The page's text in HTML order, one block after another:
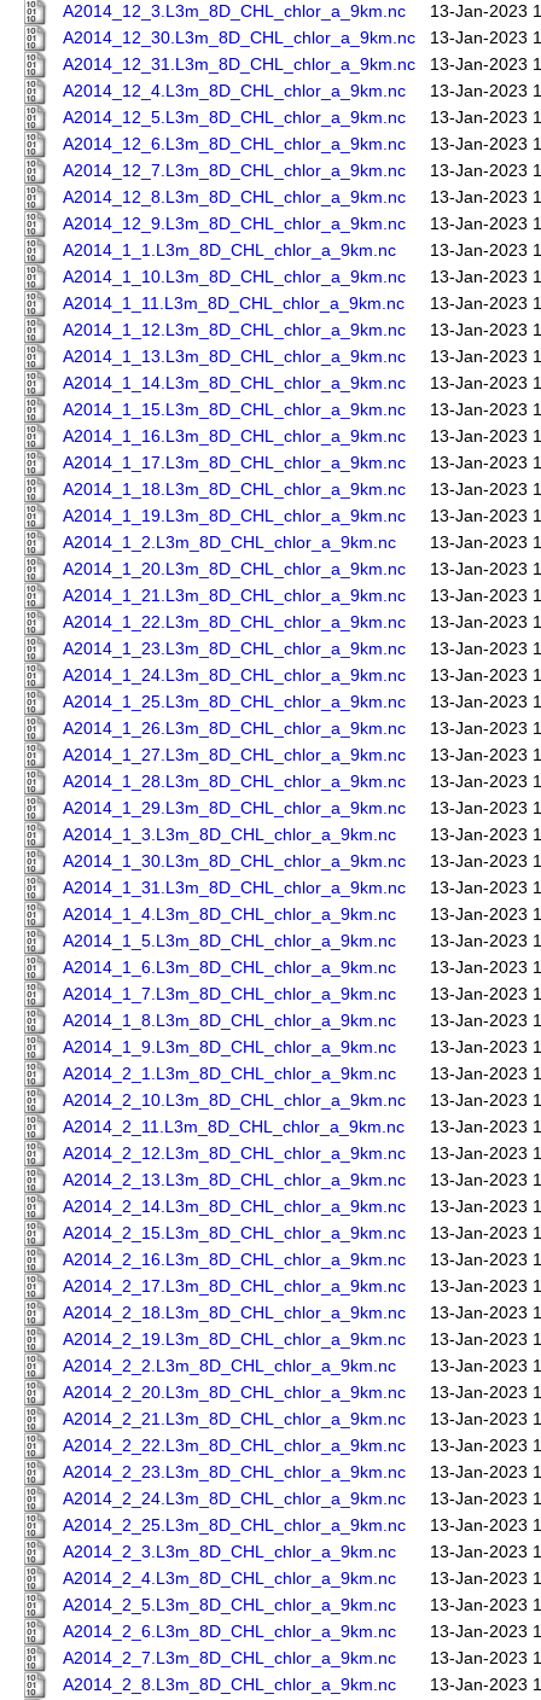
A2014_12_3.L3m_8D_CHL_chlor_a_9km.nc
13-Jan-2023
A2014_12_30.L3m_8D_CHL_chlor_a_9km.nc
13-Jan-2023
A2014_12_31.L3m_8D_CHL_chlor_a_9km.nc
13-Jan-2023
A2014_12_4.L3m_8D_CHL_chlor_a_9km.nc
13-Jan-2023
A2014_12_5.L3m_8D_CHL_chlor_a_9km.nc
13-Jan-2023
A2014_12_6.L3m_8D_CHL_chlor_a_9km.nc
13-Jan-2023
A2014_12_7.L3m_8D_CHL_chlor_a_9km.nc
13-Jan-2023
A2014_12_8.L3m_8D_CHL_chlor_a_9km.nc
13-Jan-2023
A2014_12_9.L3m_8D_CHL_chlor_a_9km.nc
13-Jan-2023
A2014_1_1.L3m_8D_CHL_chlor_a_9km.nc
13-Jan-2023
A2014_1_10.L3m_8D_CHL_chlor_a_9km.nc
13-Jan-2023
A2014_1_11.L3m_8D_CHL_chlor_a_9km.nc
13-Jan-2023
A2014_1_12.L3m_8D_CHL_chlor_a_9km.nc
13-Jan-2023
A2014_1_13.L3m_8D_CHL_chlor_a_9km.nc
13-Jan-2023
A2014_1_14.L3m_8D_CHL_chlor_a_9km.nc
13-Jan-2023
A2014_1_15.L3m_8D_CHL_chlor_a_9km.nc
13-Jan-2023
A2014_1_16.L3m_8D_CHL_chlor_a_9km.nc
13-Jan-2023
A2014_1_17.L3m_8D_CHL_chlor_a_9km.nc
13-Jan-2023
A2014_1_18.L3m_8D_CHL_chlor_a_9km.nc
13-Jan-2023
A2014_1_19.L3m_8D_CHL_chlor_a_9km.nc
13-Jan-2023
A2014_1_2.L3m_8D_CHL_chlor_a_9km.nc
13-Jan-2023
A2014_1_20.L3m_8D_CHL_chlor_a_9km.nc
13-Jan-2023
A2014_1_21.L3m_8D_CHL_chlor_a_9km.nc
13-Jan-2023
A2014_1_22.L3m_8D_CHL_chlor_a_9km.nc
13-Jan-2023
A2014_1_23.L3m_8D_CHL_chlor_a_9km.nc
13-Jan-2023
A2014_1_24.L3m_8D_CHL_chlor_a_9km.nc
13-Jan-2023
A2014_1_25.L3m_8D_CHL_chlor_a_9km.nc
13-Jan-2023
A2014_1_26.L3m_8D_CHL_chlor_a_9km.nc
13-Jan-2023
A2014_1_27.L3m_8D_CHL_chlor_a_9km.nc
13-Jan-2023
A2014_1_28.L3m_8D_CHL_chlor_a_9km.nc
13-Jan-2023
A2014_1_29.L3m_8D_CHL_chlor_a_9km.nc
13-Jan-2023
A2014_1_3.L3m_8D_CHL_chlor_a_9km.nc
13-Jan-2023
A2014_1_30.L3m_8D_CHL_chlor_a_9km.nc
13-Jan-2023
A2014_1_31.L3m_8D_CHL_chlor_a_9km.nc
13-Jan-2023
A2014_1_4.L3m_8D_CHL_chlor_a_9km.nc
13-Jan-2023
A2014_1_5.L3m_8D_CHL_chlor_a_9km.nc
13-Jan-2023
A2014_1_6.L3m_8D_CHL_chlor_a_9km.nc
13-Jan-2023
A2014_1_7.L3m_8D_CHL_chlor_a_9km.nc
13-Jan-2023
A2014_1_8.L3m_8D_CHL_chlor_a_9km.nc
13-Jan-2023
A2014_1_9.L3m_8D_CHL_chlor_a_9km.nc
13-Jan-2023
A2014_2_1.L3m_8D_CHL_chlor_a_9km.nc
13-Jan-2023
A2014_2_10.L3m_8D_CHL_chlor_a_9km.nc
13-Jan-2023
A2014_2_11.L3m_8D_CHL_chlor_a_9km.nc
13-Jan-2023
A2014_2_12.L3m_8D_CHL_chlor_a_9km.nc
13-Jan-2023
A2014_2_13.L3m_8D_CHL_chlor_a_9km.nc
13-Jan-2023
A2014_2_14.L3m_8D_CHL_chlor_a_9km.nc
13-Jan-2023
A2014_2_15.L3m_8D_CHL_chlor_a_9km.nc
13-Jan-2023
A2014_2_16.L3m_8D_CHL_chlor_a_9km.nc
13-Jan-2023
A2014_2_17.L3m_8D_CHL_chlor_a_9km.nc
13-Jan-2023
A2014_2_18.L3m_8D_CHL_chlor_a_9km.nc
13-Jan-2023
A2014_2_19.L3m_8D_CHL_chlor_a_9km.nc
13-Jan-2023
A2014_2_2.L3m_8D_CHL_chlor_a_9km.nc
13-Jan-2023
A2014_2_20.L3m_8D_CHL_chlor_a_9km.nc
13-Jan-2023
A2014_2_21.L3m_8D_CHL_chlor_a_9km.nc
13-Jan-2023
A2014_2_22.L3m_8D_CHL_chlor_a_9km.nc
13-Jan-2023
A2014_2_23.L3m_8D_CHL_chlor_a_9km.nc
13-Jan-2023
A2014_2_24.L3m_8D_CHL_chlor_a_9km.nc
13-Jan-2023
A2014_2_25.L3m_8D_CHL_chlor_a_9km.nc
13-Jan-2023
A2014_2_3.L3m_8D_CHL_chlor_a_9km.nc
13-Jan-2023
A2014_2_4.L3m_8D_CHL_chlor_a_9km.nc
13-Jan-2023
A2014_2_5.L3m_8D_CHL_chlor_a_9km.nc
13-Jan-2023
A2014_2_6.L3m_8D_CHL_chlor_a_9km.nc
13-Jan-2023
A2014_2_7.L3m_8D_CHL_chlor_a_9km.nc
13-Jan-2023
A2014_2_8.L3m_8D_CHL_chlor_a_9km.nc
13-Jan-2023